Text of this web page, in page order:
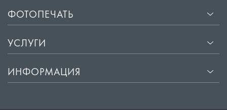
ФОТОПЕЧАТЬ
УСЛУГИ
ИНФОРМАЦИЯ